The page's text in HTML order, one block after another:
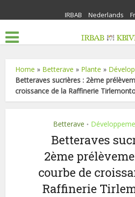
IRBAB Nederlands
Home » Betterave » Plante »
Betteraves sucrières : 2ème
croissance de la Raffinerie
Betterave •
Betteraves
2ème
courbe de
Raffinerie